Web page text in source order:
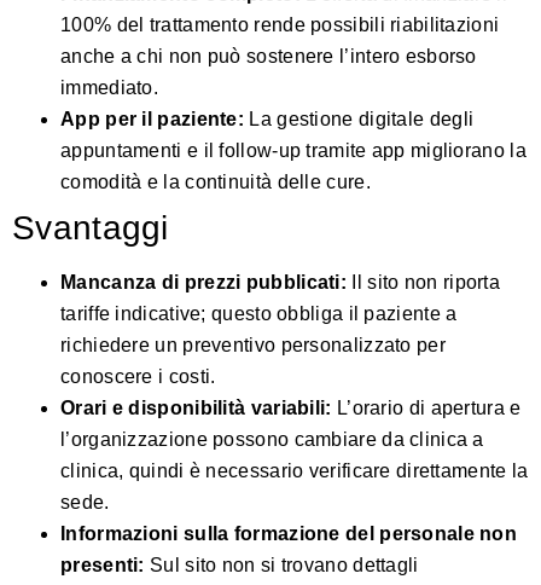
100% del trattamento rende possibili riabilitazioni
anche a chi non può sostenere l’intero esborso
immediato.
App per il paziente: La gestione digitale degli
appuntamenti e il follow-up tramite app migliorano la
comodità e la continuità delle cure.
Svantaggi
Mancanza di prezzi pubblicati: Il sito non riporta
tariffe indicative; questo obbliga il paziente a
richiedere un preventivo personalizzato per
conoscere i costi.
Orari e disponibilità variabili: L’orario di apertura e
l’organizzazione possono cambiare da clinica a
clinica, quindi è necessario verificare direttamente la
sede.
Informazioni sulla formazione del personale non
presenti: Sul sito non si trovano dettagli